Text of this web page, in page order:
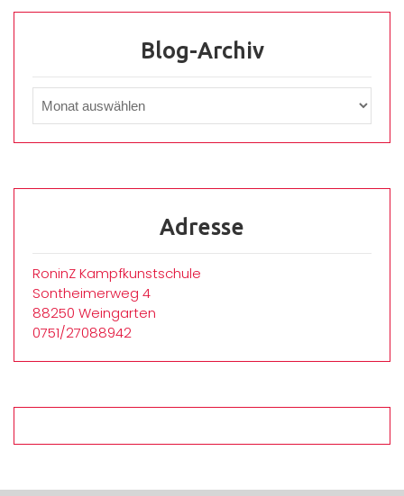
Blog-Archiv
Adresse
RoninZ Kampfkunstschule
Sontheimerweg 4
88250 Weingarten
0751/27088942